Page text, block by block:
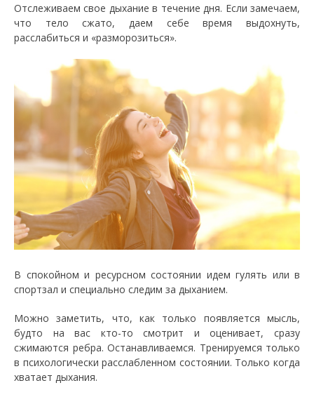
Отслеживаем свое дыхание в течение дня. Если замечаем,
что тело сжато, даем себе время выдохнуть,
расслабиться и «разморозиться».
В спокойном и ресурсном состоянии идем гулять или в
спортзал и специально следим за дыханием.
Можно заметить, что, как только появляется мысль,
будто на вас кто-то смотрит и оценивает, сразу
сжимаются ребра. Останавливаемся. Тренируемся только
в психологически расслабленном состоянии. Только когда
хватает дыхания.